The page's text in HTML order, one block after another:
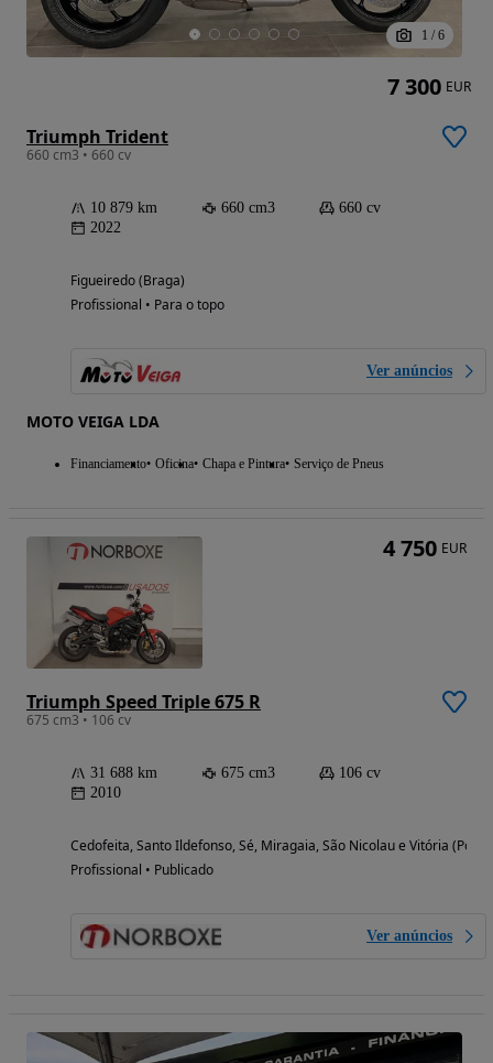
1 / 6
Triumph Trident
660 cm3 • 660 cv
10 879 km 660 cm3
660 cv
2022
Figueiredo (Braga)
Profissional • Para o topo
Ver anúncios
MOTO VEIGA LDA
Financiamento Oficina Chapa e Pintura Serviço de Pneus
7 300 EUR
Triumph Speed Triple 675 R
675 cm3 • 106 cv
31 688 km 675 cm3
106 cv
2010
Cedofeita, Santo Ildefonso, Sé, Miragaia, São Nicolau e Vitória (Porto)
Profissional • Publicado
Ver anúncios
4 750 EUR